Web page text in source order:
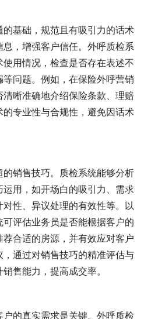
基础，规范且有吸引力的话术
，增强客户信任。外呼质检系
用情况，检查是否存在表述不
问题。例如，在保险外呼营销
晰准确地介绍保险条款、理赔
专业性与合规性，避免因话术
销售技巧。质检系统能够分析
用，如开场白的吸引力、需求
性、异议处理的有效性等。以
评估业务员是否能根据客户的
合适的房源，并有效应对客户
通过对销售技巧的精准评估与
售能力，提高成交率。
的真实需求是关键。外呼质检